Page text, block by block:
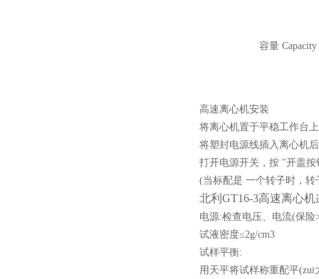
容量 Capacity
高速离心机安装
将离心机置于平稳工作台
将塑封电源线插入离心机
打开电源开关，按 "开盖
(当标配是 一个转子时，
北利GT16-3高速离心机
电源:检查电压、电流(保险
试液密度≤2g/cm3
试样平衡:
用天平将试样称重配平